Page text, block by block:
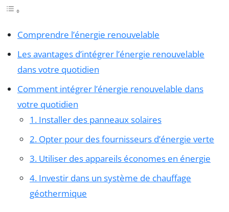
Comprendre l’énergie renouvelable
Les avantages d’intégrer l’énergie renouvelable
dans votre quotidien
Comment intégrer l’énergie renouvelable dans
votre quotidien
1. Installer des panneaux solaires
2. Opter pour des fournisseurs d’énergie verte
3. Utiliser des appareils économes en énergie
4. Investir dans un système de chauffage
géothermique